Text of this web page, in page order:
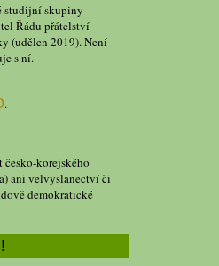
studijní skupiny
Řádu přátelství
(udělen 2019). Není
s ní.
.
česko-korejského
ani velvyslanectví či
demokratické